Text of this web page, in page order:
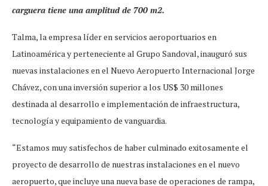
carguera tiene una amplitud de 700 m2.
Talma, la empresa líder en servicios aeroportuarios en
Latinoamérica y perteneciente al Grupo Sandoval, inauguró sus
nuevas instalaciones en el Nuevo Aeropuerto Internacional Jorge
Chávez, con una inversión superior a los US$ 30 millones
destinada al desarrollo e implementación de infraestructura,
tecnología y equipamiento de vanguardia.
“Estamos muy satisfechos de haber culminado exitosamente el
proyecto de desarrollo de nuestras instalaciones en el nuevo
aeropuerto, que incluye una nueva base de operaciones de rampa,